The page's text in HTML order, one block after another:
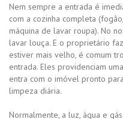
Nem sempre a entrada é
com a cozinha completa
máquina de lavar roupa). No
lavar louça. E o proprietário
estiver mais velho, é comum
entrada. Eles providenciam
entra com o imóvel pronto
limpeza diária.
Normalmente, a luz, água e